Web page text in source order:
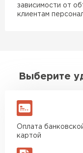
зависимости от
клиентам
Выберите
Оплата
картой